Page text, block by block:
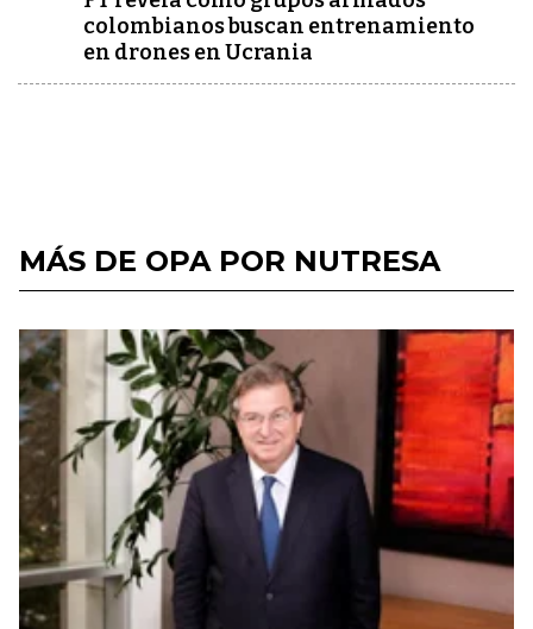
colombianos buscan entrenamiento
en drones en Ucrania
MÁS DE OPA POR NUTRESA